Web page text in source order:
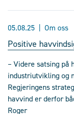
05.08.25 Om oss
Positive
– Videre satsing på
industriutvikling og
Regjeringens
havvind er derfor
Roger